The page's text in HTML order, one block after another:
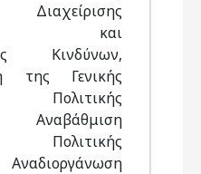
Διαχείρισης
και
Κινδύνων,
της Γενικής
Πολιτικής
Αναβάθμιση
Πολιτικής